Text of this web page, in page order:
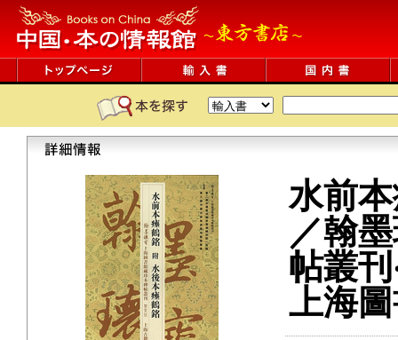
水前
／翰
帖叢刊
上海